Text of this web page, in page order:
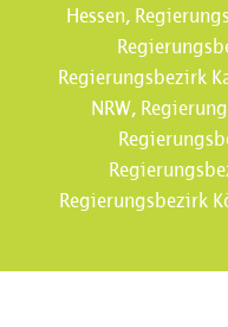
Hessen,
Regierungsbezirk
NRW,
Regierungsbezirk